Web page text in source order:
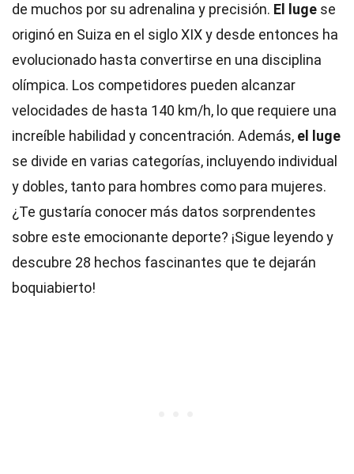
de muchos por su adrenalina y precisión. El luge se
originó en Suiza en el siglo XIX y desde entonces ha
evolucionado hasta convertirse en una disciplina
olímpica. Los competidores pueden alcanzar
velocidades de hasta 140 km/h, lo que requiere una
increíble habilidad y concentración. Además, el luge
se divide en varias categorías, incluyendo individual
y dobles, tanto para hombres como para mujeres.
¿Te gustaría conocer más datos sorprendentes
sobre este emocionante deporte? ¡Sigue leyendo y
descubre 28 hechos fascinantes que te dejarán
boquiabierto!